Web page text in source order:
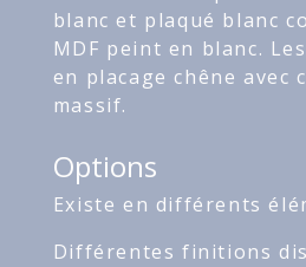
blanc et plaqué blanc
MDF peint en blanc.
en placage chêne avec
massif.
Options
Existe en différents
Différentes finitions